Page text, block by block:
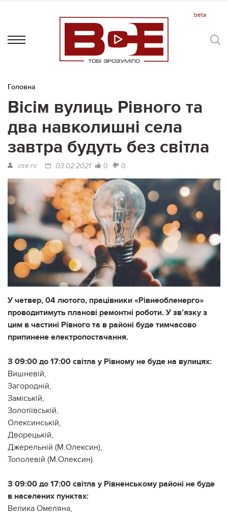
Головна
Вісім вулиць Рівного та
два навколишні села
завтра будуть без світла
vse.rv. 03.02.2021 0 0
У четвер, 04 лютого, працівники «Рівнеобленерго»
проводитимуть планові ремонтні роботи. У зв’язку з
цим в частині Рівного та в районі буде тимчасово
припинене електропостачання.
З 09:00 до 17:00 світла у Рівному не буде на вулицях:
Вишневій,
Загородній,
Заміській,
Золотіївській,
Олексинській,
Дворецькій,
Джерельній (М.Олексин),
Тополевій (М.Олексин).
З 09:00 до 17:00 світла у Рівненському районі не буде
в населених пунктах:
Велика Омеляна,